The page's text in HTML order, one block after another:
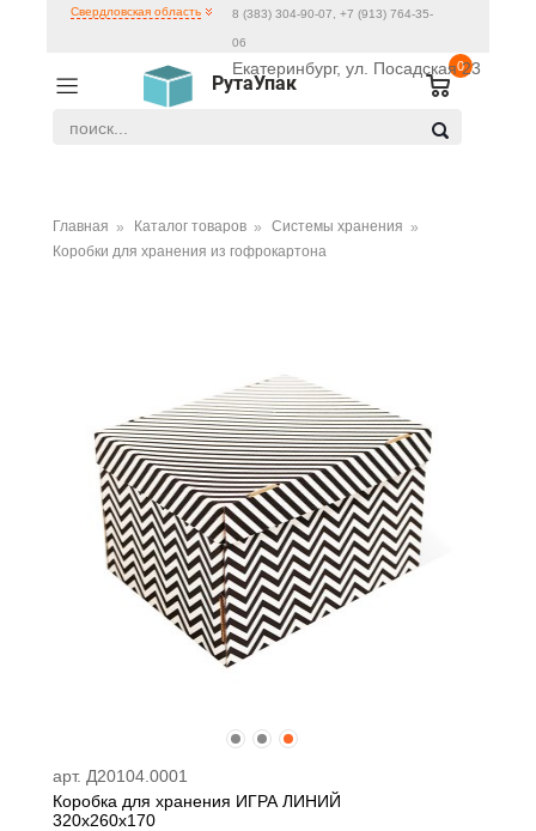
РутаУпак
0
Свердловская область 8 (383) 304-90-07, +7 (913) 764-35-
06
Екатеринбург, ул. Посадская 23
Главная Каталог товаров
Системы хранения
Коробки для хранения из гофрокартона
арт. Д20104.0001
Коробка для хранения ИГРА ЛИНИЙ
320х260х170